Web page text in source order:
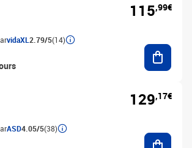
vidaXL 2.79/5(14)
115,99€
ASD4.05/5(38)
129,17€